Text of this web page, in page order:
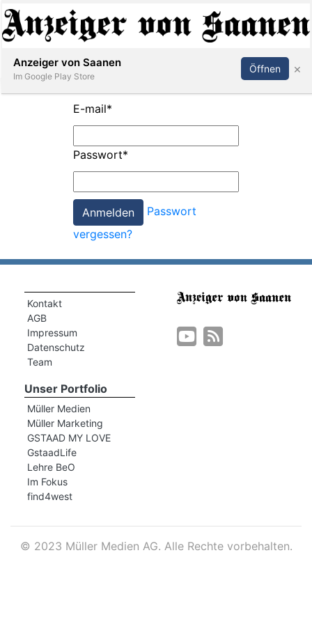
Abonnieren Anmelden
E-mail*
Passwort*
Passwort
vergessen?
Kontakt
AGB
Impressum
Datenschutz
Team
Unser Portfolio
Müller Medien
Müller Marketing
GSTAAD MY LOVE
GstaadLife
Lehre BeO
Im Fokus
find4west
© 2023 Müller Medien AG. Alle Rechte vorbehalten.
Anzeiger von Saanen
Im Google Play Store
Öffnen ×